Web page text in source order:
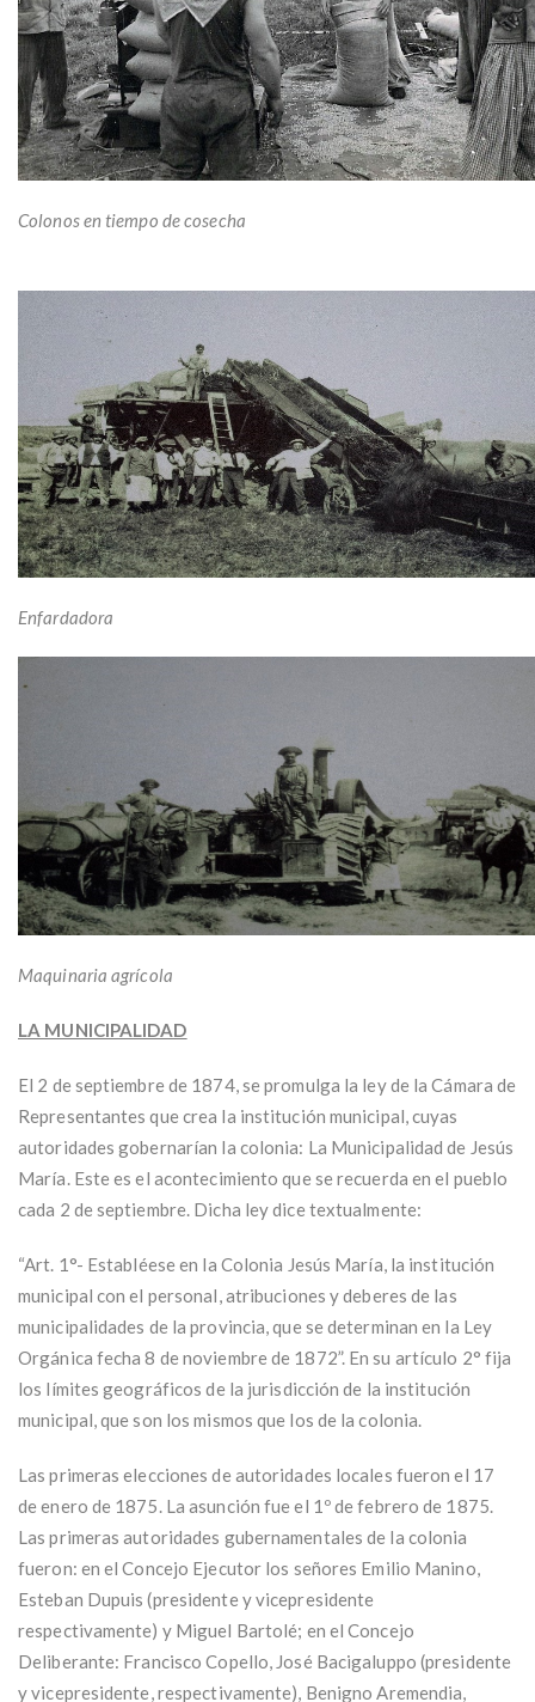
Colonos en tiempo de cosecha
Enfardadora
Maquinaria agrícola
LA MUNICIPALIDAD
El 2 de septiembre de 1874, se promulga la ley de la Cámara de
Representantes que crea la institución municipal, cuyas
autoridades gobernarían la colonia: La Municipalidad de Jesús
María. Este es el acontecimiento que se recuerda en el pueblo
cada 2 de septiembre. Dicha ley dice textualmente:
“Art. 1°- Establéese en la Colonia Jesús María, la institución
municipal con el personal, atribuciones y deberes de las
municipalidades de la provincia, que se determinan en la Ley
Orgánica fecha 8 de noviembre de 1872”. En su artículo 2° fija
los límites geográficos de la jurisdicción de la institución
municipal, que son los mismos que los de la colonia.
Las primeras elecciones de autoridades locales fueron el 17
de enero de 1875. La asunción fue el 1º de febrero de 1875.
Las primeras autoridades gubernamentales de la colonia
fueron: en el Concejo Ejecutor los señores Emilio Manino,
Esteban Dupuis (presidente y vicepresidente
respectivamente) y Miguel Bartolé; en el Concejo
Deliberante: Francisco Copello, José Bacigaluppo (presidente
y vicepresidente, respectivamente), Benigno Aremendia,